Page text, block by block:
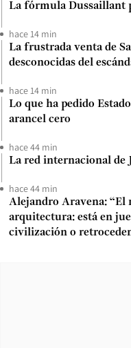
La fórmula Dussaillant
hace 14 min
La frustrada venta de
desconocidas del
hace 14 min
Lo que ha pedido
arancel cero
hace 44 min
La red internacional de
hace 44 min
Alejandro Aravena: “El
arquitectura: está en
civilización o